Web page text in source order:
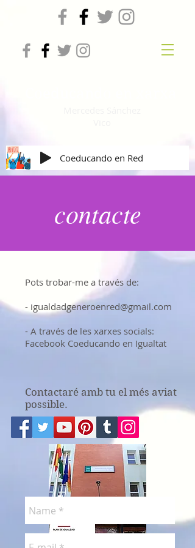
Coeducando en Red
contacte
Pots trobar-me a través de:
- igualdadgeneroenred@gmail.com
- A través de les xarxes socials:
Facebook Coeducando en Igualtat
Contactaré amb tu el més aviat
possible.